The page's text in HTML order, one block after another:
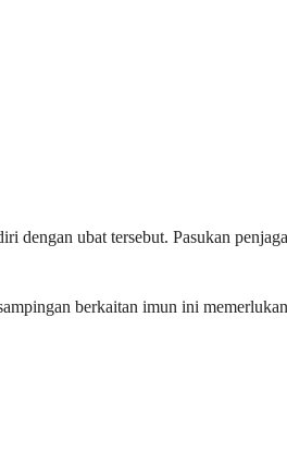
dengan ubat tersebut. Pasukan
berkaitan imun ini